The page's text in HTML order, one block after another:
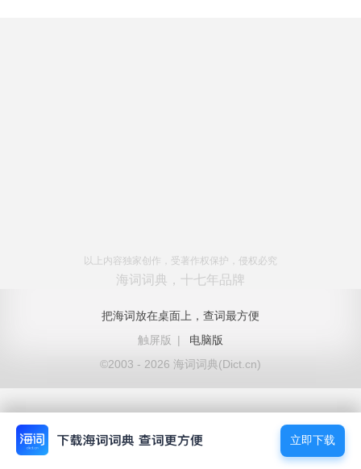
以上内容独家创作，受著作权保护，侵权必究
海词词典，十七年品牌
把海词放在桌面上，查词最方便
触屏版
|
电脑版
©2003 - 2026 海词词典(Dict.cn)
立即下载
立即下载